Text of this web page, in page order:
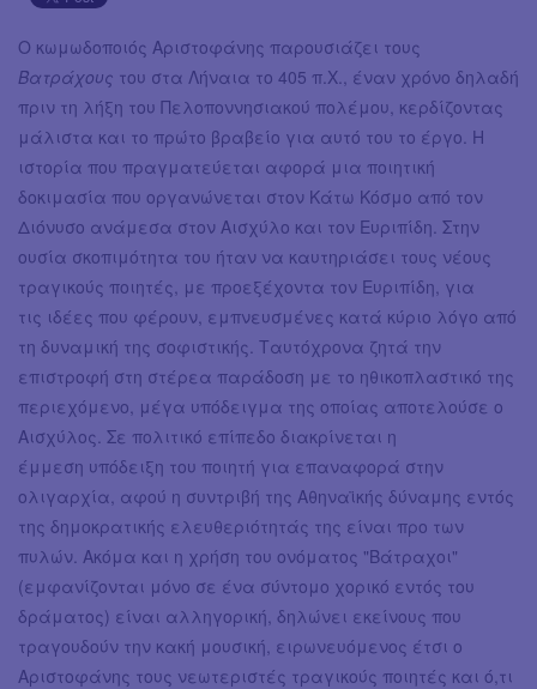
Ο κωμωδοποιός Αριστοφάνης παρουσιάζει τους
Βατράχους του στα Λήναια το 405 π.Χ., έναν χρόνο δηλαδή
πριν τη λήξη του Πελοποννησιακού πολέμου, κερδίζοντας
μάλιστα και το πρώτο βραβείο για αυτό του το έργο. Η
ιστορία που πραγματεύεται αφορά μια ποιητική
δοκιμασία που οργανώνεται στον Κάτω Κόσμο από τον
Διόνυσο ανάμεσα στον Αισχύλο και τον Ευριπίδη. Στην
ουσία σκοπιμότητα του ήταν να καυτηριάσει τους νέους
τραγικούς ποιητές, με προεξέχοντα τον Ευριπίδη, για
τις ιδέες που φέρουν, εμπνευσμένες κατά κύριο λόγο από
τη δυναμική της σοφιστικής. Ταυτόχρονα ζητά την
επιστροφή στη στέρεα παράδοση με το ηθικοπλαστικό της
περιεχόμενο, μέγα υπόδειγμα της οποίας αποτελούσε ο
Αισχύλος. Σε πολιτικό επίπεδο διακρίνεται η
έμμεση υπόδειξη του ποιητή για επαναφορά στην
ολιγαρχία, αφού η συντριβή της Αθηναϊκής δύναμης εντός
της δημοκρατικής ελευθεριότητάς της είναι προ των
πυλών. Ακόμα και η χρήση του ονόματος "Βάτραχοι"
(εμφανίζονται μόνο σε ένα σύντομο χορικό εντός του
δράματος) είναι αλληγορική, δηλώνει εκείνους που
τραγουδούν την κακή μουσική, ειρωνευόμενος έτσι ο
Αριστοφάνης τους νεωτεριστές τραγικούς ποιητές και ό,τι